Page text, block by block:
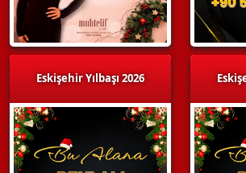
Eskişehir Yılbaşı 2026